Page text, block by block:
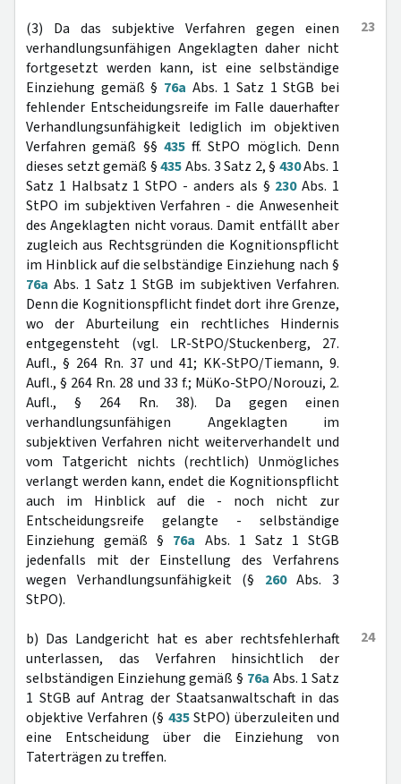
23
(3) Da das subjektive Verfahren gegen einen
verhandlungsunfähigen Angeklagten daher nicht
fortgesetzt werden kann, ist eine selbständige
Einziehung gemäß § 76a Abs. 1 Satz 1 StGB bei
fehlender Entscheidungsreife im Falle dauerhafter
Verhandlungsunfähigkeit lediglich im objektiven
Verfahren gemäß §§ 435ff. StPO möglich. Denn
dieses setzt gemäß §435Abs. 3 Satz 2, § 430Abs. 1
Satz 1 Halbsatz 1 StPO - anders als § 230Abs. 1
StPO im subjektiven Verfahren - die Anwesenheit
des Angeklagten nicht voraus. Damit entfällt aber
zugleich aus Rechtsgründen die Kognitionspflicht
im Hinblick auf die selbständige Einziehung nach §
76a Abs. 1 Satz 1 StGB im subjektiven Verfahren.
Denn die Kognitionspflicht findet dort ihre Grenze,
wo der Aburteilung ein rechtliches Hindernis
entgegensteht (vgl. LR-StPO/Stuckenberg, 27.
Aufl., § 264 Rn. 37 und 41; KK-StPO/Tiemann, 9.
Aufl., § 264 Rn. 28 und 33 f.; MüKo-StPO/Norouzi, 2.
Aufl., § 264 Rn. 38). Da gegen einen
verhandlungsunfähigen Angeklagten im
subjektiven Verfahren nicht weiterverhandelt und
vom Tatgericht nichts (rechtlich) Unmögliches
verlangt werden kann, endet die Kognitionspflicht
auch im Hinblick auf die - noch nicht zur
Entscheidungsreife gelangte - selbständige
Einziehung gemäß § 76a Abs. 1 Satz 1 StGB
jedenfalls mit der Einstellung des Verfahrens
wegen Verhandlungsunfähigkeit (§ 260Abs. 3
StPO).
24
b) Das Landgericht hat es aber rechtsfehlerhaft
unterlassen, das Verfahren hinsichtlich der
selbständigen Einziehung gemäß § 76a Abs. 1 Satz
1 StGB auf Antrag der Staatsanwaltschaft in das
objektive Verfahren (§ 435StPO) überzuleiten und
eine Entscheidung über die Einziehung von
Taterträgen zu treffen.